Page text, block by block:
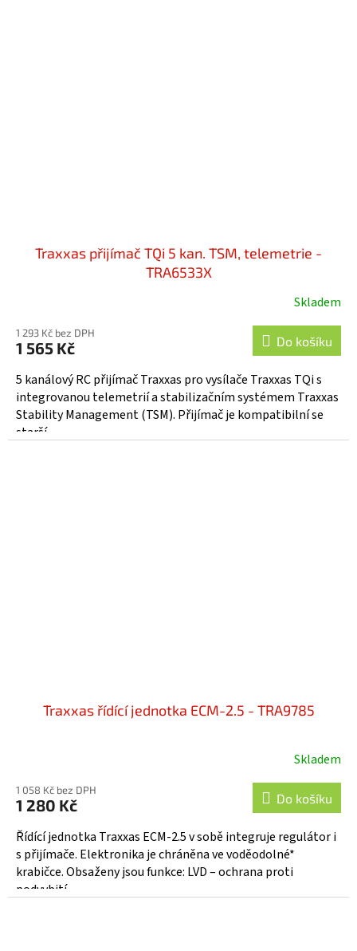
Traxxas přijímač TQi 5 kan. TSM, telemetrie -
TRA6533X
Skladem
1 293 Kč bez DPH
1 565 Kč Do košíku
5 kanálový RC přijímač Traxxas pro vysílače Traxxas TQi s
integrovanou telemetrií a stabilizačním systémem Traxxas
Stability Management (TSM). Přijímač je kompatibilní se
starší...
Traxxas řídící jednotka ECM-2.5 - TRA9785
Skladem
1 058 Kč bez DPH
1 280 Kč Do košíku
Řídící jednotka Traxxas ECM-2.5 v sobě integruje regulátor i
s přijímače. Elektronika je chráněna ve voděodolné*
krabičce. Obsaženy jsou funkce: LVD – ochrana proti
podvybití...